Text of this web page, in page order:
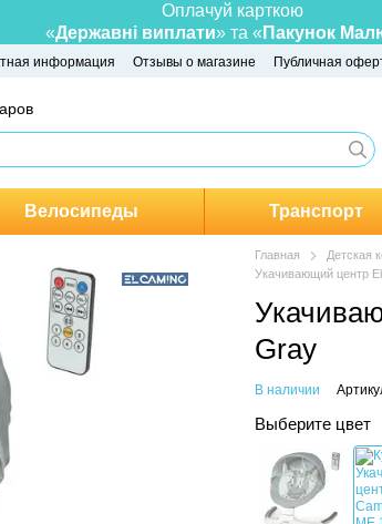
Оплачуй карткою
«Державні виплати» та « Пакунок
информация Отзывы о магазине Публичная
Велосипеды Транспорт
Главная Детская
Укачивающий центр
Gray
В наличии
Выберите цвет